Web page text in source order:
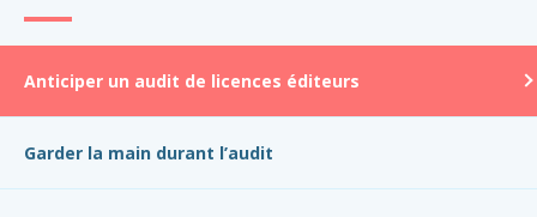
Anticiper un audit de licences éditeurs
Garder la main durant l’audit